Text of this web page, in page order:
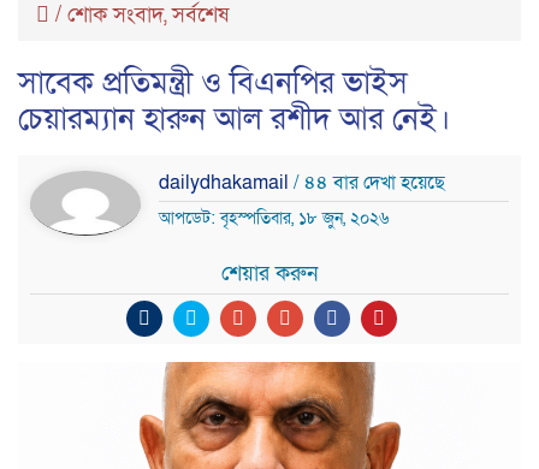
/ শোক সংবাদ,সর্বশেষ
সাবেক প্রতিমন্ত্রী ও বিএনপির ভাইস
চেয়ারম্যান হারুন আল রশীদ আর নেই।
dailydhakamail / ৪৪ বার দেখা হয়েছে
আপডেট: বৃহস্পতিবার, ১৮ জুন, ২০২৬
শেয়ার করুন